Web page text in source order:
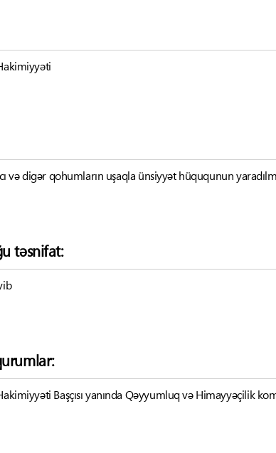
və digər qohumların uşaqla ünsiyyət hüququnun
təsnifat:
Başçısı yanında Qəyyumluq və Himayyəçilik